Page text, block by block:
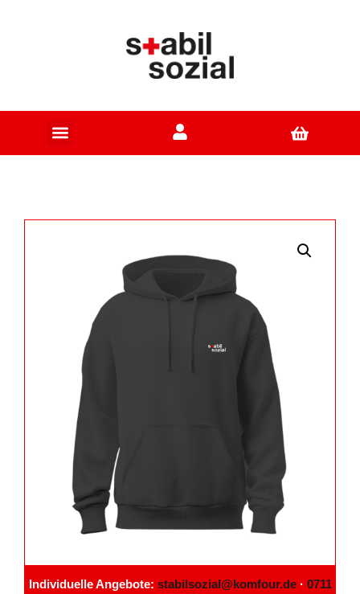
Individuelle Angebote: stabilsozial@komfour.de· 0711